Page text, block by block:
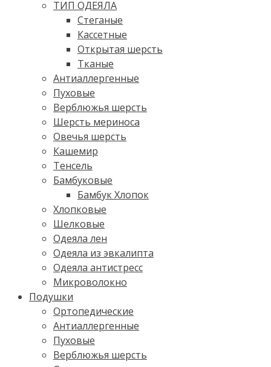
ТИП ОДЕЯЛА
Стеганые
Кассетные
Открытая шерсть
Тканые
Антиаллергенные
Пуховые
Верблюжья шерсть
Шерсть мериноса
Овечья шерсть
Кашемир
Тенсель
Бамбуковые
Бамбук Хлопок
Хлопковые
Шелковые
Одеяла лен
Одеяла из эвкалипта
Одеяла антистресс
Микроволокно
Подушки
Ортопедические
Антиаллергенные
Пуховые
Верблюжья шерсть